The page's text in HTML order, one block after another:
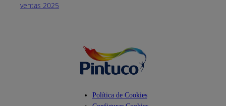
ventas 2025
Política de Cookies